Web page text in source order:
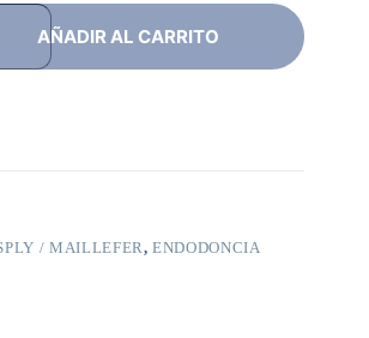
AÑADIR AL CARRITO
/ MAILLEFER,ENDODONCIA